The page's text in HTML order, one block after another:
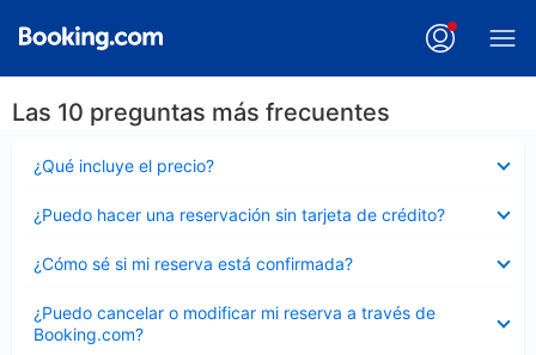
Las 10 preguntas más frecuentes
¿Qué incluye el precio?
cerrado
¿Puedo hacer una reservación sin tarjeta de crédito?
cerrado
¿Cómo sé si mi reserva está confirmada?
cerrado
¿Puedo cancelar o modificar mi reserva a través de
Booking.com?
cerrado